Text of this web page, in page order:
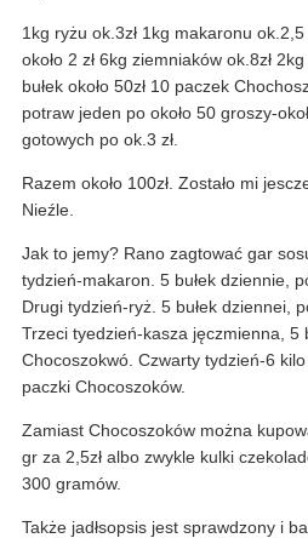
1kg ryżu ok.3zł 1kg makaronu
około 2 zł 6kg ziemniaków ok.8zł
bułek około 50zł 10 paczek
potraw jeden po około 50 groszy-
gotowych po ok.3 zł.
Razem około 100zł. Zostało mi
Nieźle.
Jak to jemy? Rano zagtować gar
tydzień-makaron. 5 bułek dziennie,
Drugi tydzień-ryż. 5 bułek dziennei,
Trzeci tyedzień-kasza jęczmienna, 5
Chocoszokwó. Czwarty tydzień-6 kilo
paczki Chocoszoków.
Zamiast Chocoszoków można
gr za 2,5zł albo zwykle kulki
300 gramów.
Także jadłsopsis jest sprawdzony i